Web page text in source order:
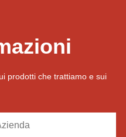
prodotti che trattiamo e sui